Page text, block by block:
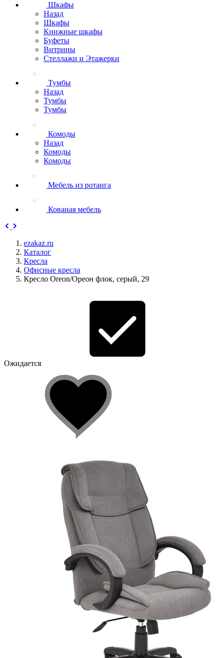
Шкафы
Назад
Шкафы
Книжные шкафы
Буфеты
Витрины
Стеллажи и Этажерки
Тумбы
Назад
Тумбы
Тумбы
Комоды
Назад
Комоды
Комоды
Мебель из ротанга
Кованая мебель
ezakaz.ru
Каталог
Кресла
Офисные кресла
Кресло Oreon/Ореон флок, серый, 29
Ожидается